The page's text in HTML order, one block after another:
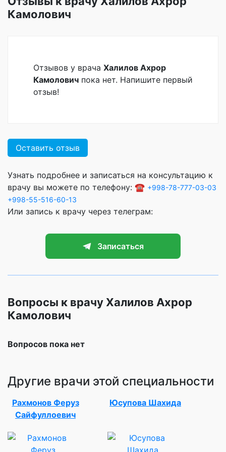
Камолович
Отзывов у врача Халилов Ахрор
Камолович пока нет. Напишите первый
отзыв!
Оставить отзыв
Узнать подробнее и записаться на консультацию к
врачу вы можете по телефону: ☎️ +998-78-777-03-03
+998-55-516-60-13
Или запись к врачу через телеграм:
Записаться
Вопросы к врачу Халилов Ахрор
Камолович
Вопросов пока нет
Другие врачи этой специальности
Рахмонов Феруз
Сайфуллоевич
Юсупова Шахида